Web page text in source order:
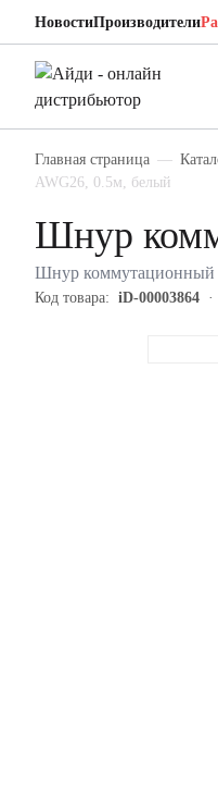
НовостиПроизводители
Главная страница
AWG26, 0.5м, белый
Шнур
Шнур коммутационный
Код товара: iD-00003864
Eurolan
Шнур